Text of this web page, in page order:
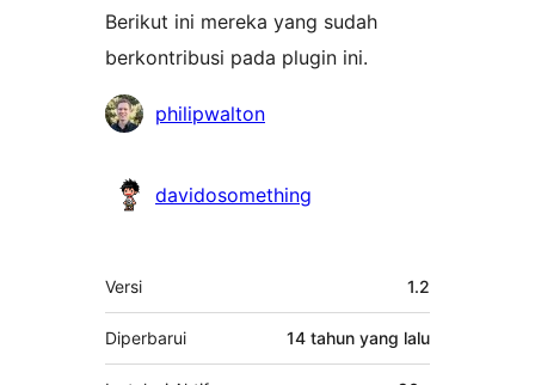
Berikut ini mereka yang sudah
berkontribusi pada plugin ini.
Kontributorphilipwalton
davidosomething
Meta
Versi 1.2
Diperbarui 14 tahun yang lalu